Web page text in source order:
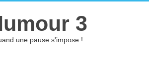
3
une pause s'impose !